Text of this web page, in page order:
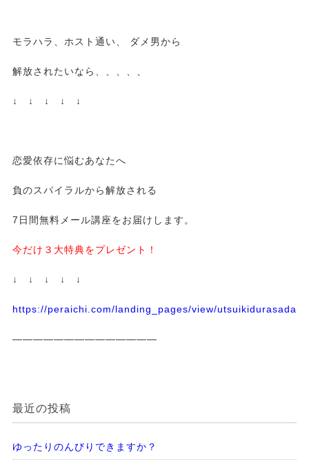
モラハラ、ホスト通い、 ダメ男から
解放されたいなら、、、、、
↓ ↓ ↓ ↓ ↓
恋愛依存に悩むあなたへ
負のスパイラルから解放される
7日間無料メール講座をお届けします。
今だけ３大特典をプレゼント！
↓ ↓ ↓ ↓ ↓
https://peraichi.com/landing_pages/view/
——————————————
最近の投稿
ゆったりのんびりできますか？